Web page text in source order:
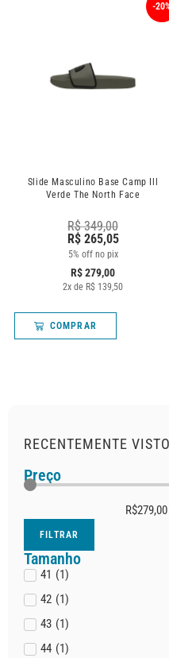
RECENTEMENTE
Preço
R$279,00
FILTRAR
Tamanho
41 (1)
42 (1)
43 (1)
44 (1)
Slide Masculino Base Camp Ill
Verde The North Face
-
R$349,00
R$265,05
5% off no pix
R$279,00
2x de R$ 139,50
COMPRAR